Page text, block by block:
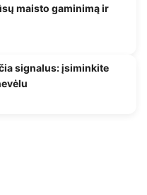
maisto gaminimą ir
signalus: įsiminkite